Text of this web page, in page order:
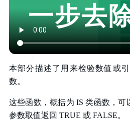
一步去
字符
本部分描述了用来检验数值或
数。
这些函数，概括为 IS 类函数，
参数取值返回 TRUE 或 FALSE。